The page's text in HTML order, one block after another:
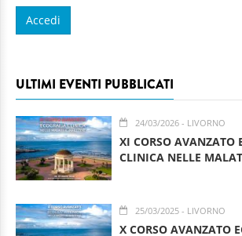
ULTIMI EVENTI PUBBLICATI
24/03/2026 - LIVORNO
XI CORSO AVANZATO
CLINICA NELLE
25/03/2025 - LIVORNO
X CORSO AVANZATO